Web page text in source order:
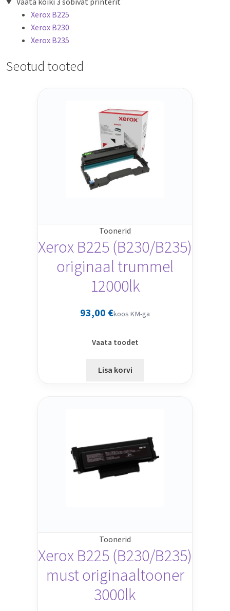
Xerox B225
Xerox B230
Xerox B235
Seotud tooted
Toonerid
Xerox B225 (B230/B235)
originaal trummel
12000lk
93,00 €koos KM-ga
Vaata toodet
Lisa korvi
Toonerid
Xerox B225 (B230/B235)
must originaaltooner
3000lk